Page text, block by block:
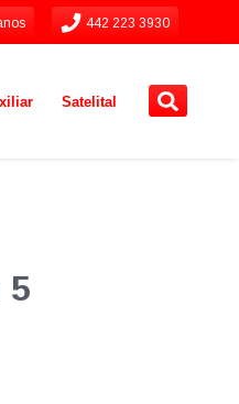
442 223 3930
Satelital
5